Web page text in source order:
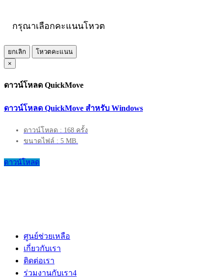
กรุณาเลือกคะแนนโหวต
ยกเลิก
โหวตคะแนน
×
ดาวน์โหลด QuickMove
ดาวน์โหลด QuickMove สำหรับ Windows
ดาวน์โหลด : 168 ครั้ง
ขนาดไฟล์ : 5 MB.
ดาวน์โหลด
ศูนย์ช่วยเหลือ
เกี่ยวกับเรา
ติดต่อเรา
ร่วมงานกับเรา4